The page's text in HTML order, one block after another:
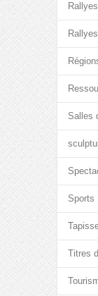
Salles
Sports
Titres